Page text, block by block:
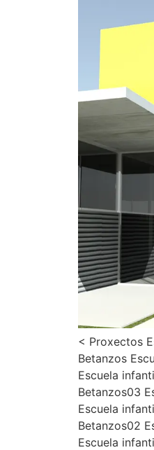
< Proxectos
Betanzos
Escuela
Betanzos03
Escuela
Betanzos02
Escuela